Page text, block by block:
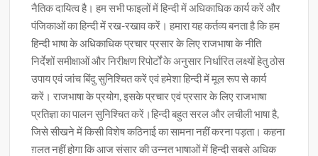
नैतिक दायित्व है। हम सभी फाइलों में हिन्दी में अधिकाधिक कार्य करें और
पंजिकाओं का हिन्दी में रख-रखाव करें। हमारा यह कर्तव्य बनता है कि हम
हिन्दी भाषा के अधिकाधिक प्रचार प्रसार के लिए राजभाषा के नीति
निर्देशों समीक्षाओं और निरीक्षण रिपोर्टों के अनुसार निर्धारित लक्ष्यों हेतु ठोस
उपाय एवं जांच बिंदु सुनिश्चित करें एवं हमेशा हिन्दी में मूल रूप से कार्य
करें। राजभाषा के प्रयोग, इसके प्रचार एवं प्रसार के लिए राजभाषा
प्रतिज्ञा का पालन सुनिश्चित करें।हिन्दी बहुत सरल और लचीली भाषा है,
जिसे सीखने में किसी विशेष कठिनाई का सामना नहीं करना पड़ता। कहना
ग़लत नहीं होगा कि आज संसार की उन्नत भाषाओं में हिन्दी सबसे अधिक